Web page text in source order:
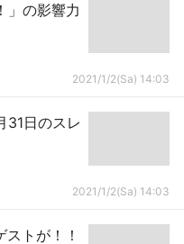
」の影響力
2021/1/2(Sa) 14:03
31日のスレ
2021/1/2(Sa) 14:03
トが！！